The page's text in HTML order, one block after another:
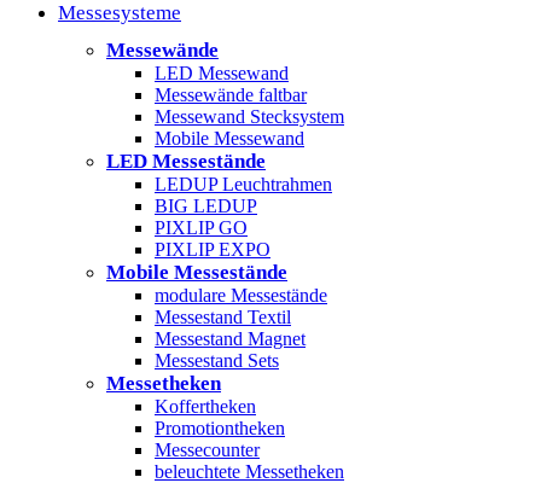
Messesysteme
Messewände
LED Messewand
Messewände faltbar
Messewand Stecksystem
Mobile Messewand
LED Messestände
LEDUP Leuchtrahmen
BIG LEDUP
PIXLIP GO
PIXLIP EXPO
Mobile Messestände
modulare Messestände
Messestand Textil
Messestand Magnet
Messestand Sets
Messetheken
Koffertheken
Promotiontheken
Messecounter
beleuchtete Messetheken